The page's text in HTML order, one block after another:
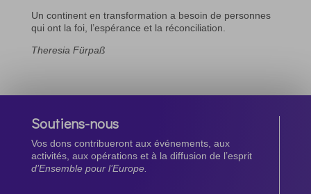
Un continent en transformation a besoin de personnes
qui ont la foi, l’espérance et la réconciliation.
Theresia Fürpaß
Soutiens-nous
Vos dons contribueront aux événements, aux
activités, aux opérations et à la diffusion de l’esprit
d’Ensemble pour l’Europe.